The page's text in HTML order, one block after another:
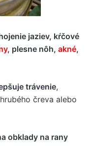
jaziev, kŕčové
, plesne nôh, akné,
trávenie,
čreva alebo
obklady na rany